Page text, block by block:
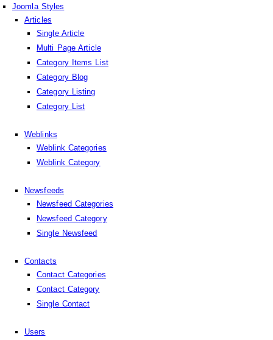
Joomla Styles
Articles
Single Article
Multi Page Article
Category Items List
Category Blog
Category Listing
Category List
Weblinks
Weblink Categories
Weblink Category
Newsfeeds
Newsfeed Categories
Newsfeed Category
Single Newsfeed
Contacts
Contact Categories
Contact Category
Single Contact
Users